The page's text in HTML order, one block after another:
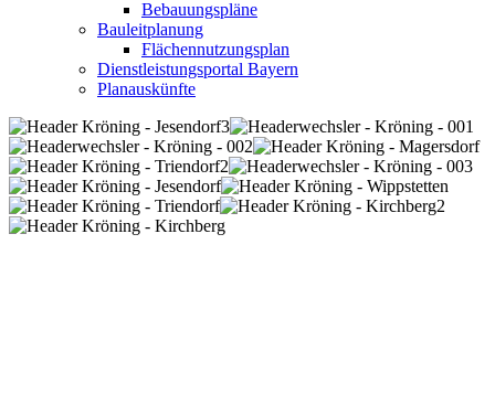
Bebauungspläne
Bauleitplanung
Flächennutzungsplan
Dienstleistungsportal Bayern
Planauskünfte